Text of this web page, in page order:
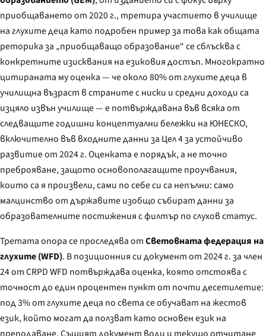
приобщаването от 2020 г., третира участието в училище
на глухите деца като подробен пример за това как общата
реторика за „приобщаващо образование“ се сблъсква с
конкретните изисквания на езиковия достъп. Многократно
цитираната му оценка — че около 80% от глухите деца в
училищна възраст в страните с ниски и средни доходи са
изцяло извън училище — е потвърждавана във всяка от
следващите годишни концептуални бележки на ЮНЕСКО,
включително във входните данни за Цел 4 за устойчиво
развитие от 2024 г. Оценката е порядък, а не точно
преброяване, защото основополагащите проучвания,
които са я произвели, сами по себе си са непълни: само
малцинство от държавите изобщо събират данни за
образователните постижения с филтър по слухов статус.
Третата опора се проследява отСветовната федерация на
глухите (WFD). В позиционния си документ от 2024 г. за член
24 от CRPD WFD потвърждава оценка, която отстоява с
точност до един процентен пункт от почти десетилетие:
под 3% от глухите деца по света се обучават на жестов
език, който могат да ползват като основен език на